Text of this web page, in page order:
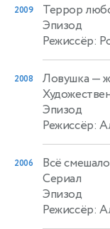
2009 Террор
Эпизод
Режиссёр:
2008 Ловушка —
Эпизод
Режиссёр:
2006 Всё
Сериал
Эпизод
Режиссёр: